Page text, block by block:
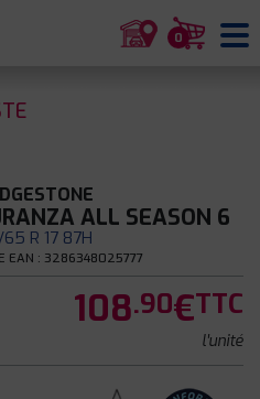
0
ALL SEASON 6
R 17 87H
EAN : 3286348025777
108.90€TTC
l'unité